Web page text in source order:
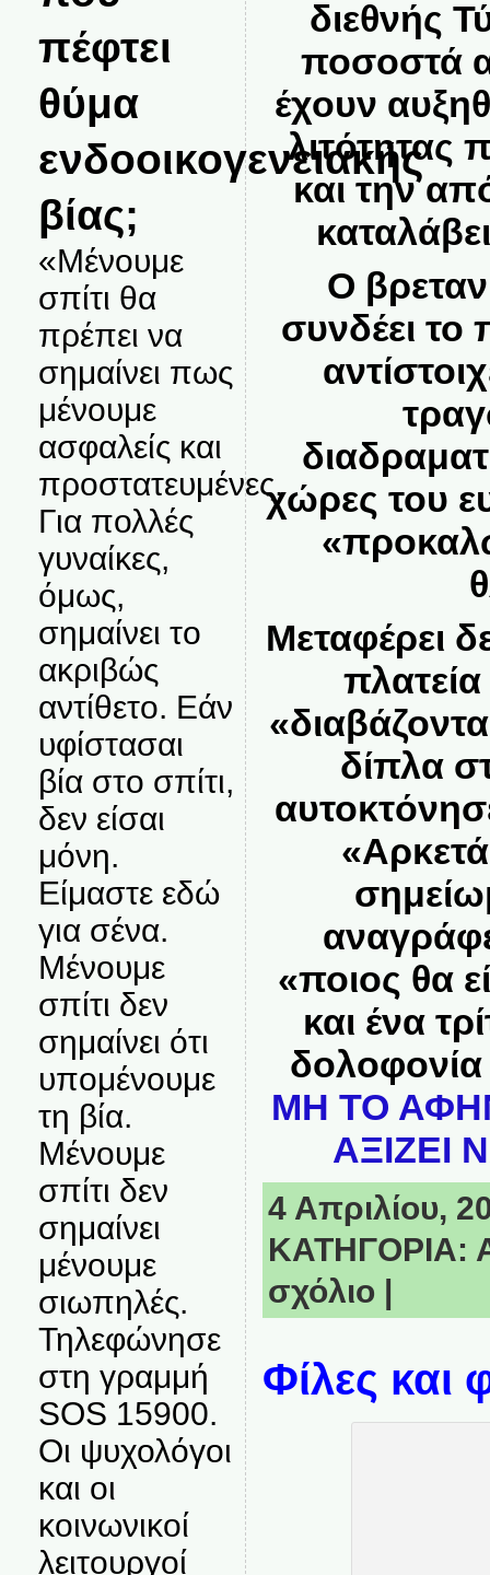
πέφτει
θύμα
ενδοοικογενειακής
βίας;
«Μένουμε
σπίτι θα
πρέπει να
σημαίνει πως
μένουμε
ασφαλείς και
προστατευμένες.
Για πολλές
γυναίκες,
όμως,
σημαίνει το
ακριβώς
αντίθετο. Εάν
υφίστασαι
βία στο σπίτι,
δεν είσαι
μόνη.
Είμαστε εδώ
για σένα.
Μένουμε
σπίτι δεν
σημαίνει ότι
υπομένουμε
τη βία.
Μένουμε
σπίτι δεν
σημαίνει
μένουμε
σιωπηλές.
Τηλεφώνησε
στη γραμμή
SOS 15900.
Οι ψυχολόγοι
και οι
κοινωνικοί
λειτουργοί
διεθνής
ποσοστά
έχουν
λιτότητας
και την
Ο
συνδέει το
χώρες του
Μεταφέρει
δίπλα
«ποιος θα
και ένα
δολοφονία
ΜΗ ΤΟ
ΑΞΙΖΕΙ
4 Απριλίου,
ΚΑΤΗΓΟΡΙΑ:
σχόλιο |
Φίλες και